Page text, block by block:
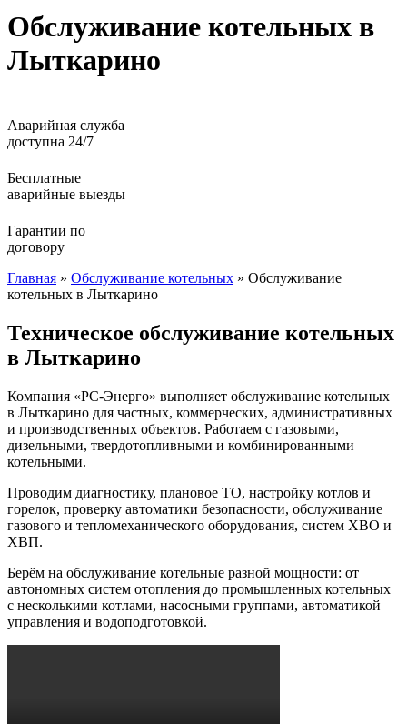
Обслуживание котельных в
Лыткарино
Аварийная служба
доступна 24/7
Бесплатные
аварийные выезды
Гарантии по
договору
Главная » Обслуживание котельных » Обслуживание
котельных в Лыткарино
Техническое обслуживание котельных
в Лыткарино
Компания «РС-Энерго» выполняет обслуживание котельных
в Лыткарино для частных, коммерческих, административных
и производственных объектов. Работаем с газовыми,
дизельными, твердотопливными и комбинированными
котельными.
Проводим диагностику, плановое ТО, настройку котлов и
горелок, проверку автоматики безопасности, обслуживание
газового и тепломеханического оборудования, систем ХВО и
ХВП.
Берём на обслуживание котельные разной мощности: от
автономных систем отопления до промышленных котельных
с несколькими котлами, насосными группами, автоматикой
управления и водоподготовкой.